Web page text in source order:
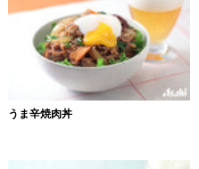
うま辛焼肉丼